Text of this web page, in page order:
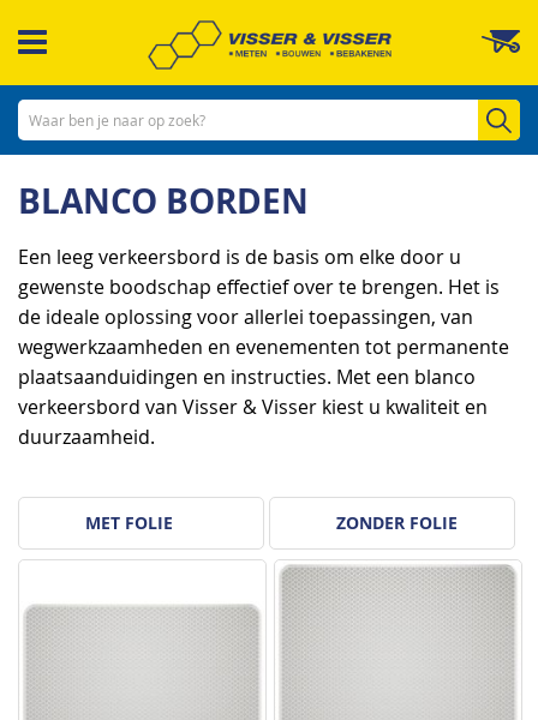
naar
inhoud
BLANCO BORDEN
Een leeg verkeersbord is de basis om elke door u
gewenste boodschap effectief over te brengen. Het is
de ideale oplossing voor allerlei toepassingen, van
wegwerkzaamheden en evenementen tot permanente
plaatsaanduidingen en instructies. Met een blanco
verkeersbord van Visser & Visser kiest u kwaliteit en
duurzaamheid.
MET FOLIE ZONDER FOLIE